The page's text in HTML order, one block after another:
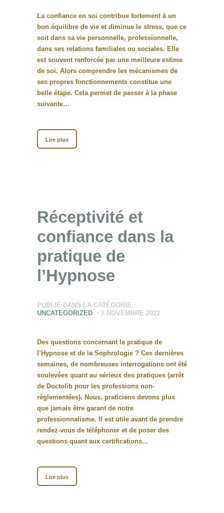
La confiance en soi contribue fortement à un
bon équilibre de vie et diminue le stress, que ce
soit dans sa vie personnelle, professionnelle,
dans ses relations familiales ou sociales. Elle
est souvent renforcée par une meilleure estime
de soi. Alors comprendre les mécanismes de
ses propres fonctionnements constitue une
belle étape. Cela permet de passer à la phase
suivante…
Lire plus
Réceptivité et
confiance dans la
pratique de
l’Hypnose
PUBLIÉ DANS LA CATÉGORIE
UNCATEGORIZED
7 NOVEMBRE 2022
Des questions concernant la pratique de
l’Hypnose et de la Sophrologie ? Ces dernières
semaines, de nombreuses interrogations ont été
soulevées quant au sérieux des pratiques (arrêt
de Doctolib pour les professions non-
règlementées). Nous, praticiens devons plus
que jamais être garant de notre
professionnalisme. Il est utile avant de prendre
rendez-vous de téléphoner et de poser des
questions quant aux certifications…
Lire plus